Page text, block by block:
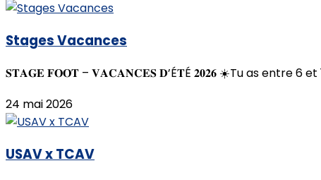
Stages Vacances
𝐒𝐓𝐀𝐆𝐄 𝐅𝐎𝐎𝐓 – 𝐕𝐀𝐂𝐀𝐍𝐂𝐄𝐒 𝐃’É𝐓É 𝟐𝟎𝟐𝟔 ☀️Tu as entre 6 et
24 mai 2026
USAV x TCAV